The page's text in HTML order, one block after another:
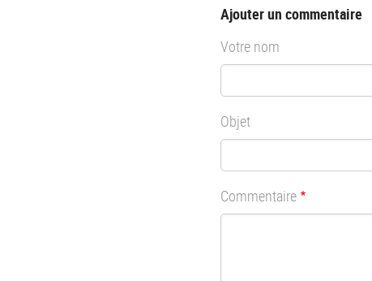
Ajouter un commentaire
Votre nom
Objet
Commentaire